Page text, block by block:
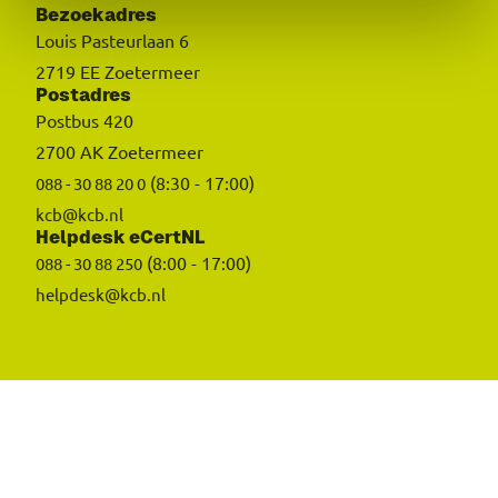
Bezoekadres
Louis Pasteurlaan 6
2719 EE Zoetermeer
Postadres
Postbus 420
2700 AK Zoetermeer
088 - 30 88 20 0 (8:30 - 17:00)
kcb@kcb.nl
Helpdesk eCertNL
088 - 30 88 250 (8:00 - 17:00)
helpdesk@kcb.nl